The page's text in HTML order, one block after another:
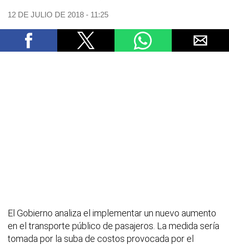
12 DE JULIO DE 2018 - 11:25
El Gobierno analiza el implementar un nuevo aumento
en el transporte público de pasajeros. La medida sería
tomada por la suba de costos provocada por el